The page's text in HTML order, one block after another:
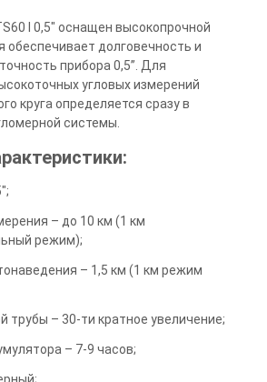
I 0,5" оснащен высокопрочной
обеспечивает долговечность и
прибора 0,5’’. Для
угловых измерений
круга определяется сразу в
системы.
– до 10 км (1 км
режим);
– 1,5 км (1 км режим
трубы – 30-ти кратное увеличение;
– 7-9 часов;